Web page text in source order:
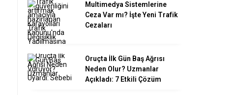
Multimedya Sistemlerine
Ceza Var mı? İşte Yeni Trafik
Cezaları
Oruçta İlk Gün Baş Ağrısı
Neden Olur? Uzmanlar
Açıkladı: 7 Etkili Çözüm